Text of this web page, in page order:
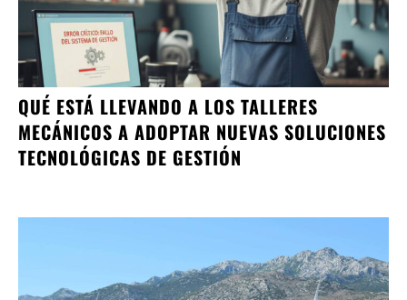
QUÉ ESTÁ LLEVANDO A LOS TALLERES
MECÁNICOS A ADOPTAR NUEVAS SOLUCIONES
TECNOLÓGICAS DE GESTIÓN